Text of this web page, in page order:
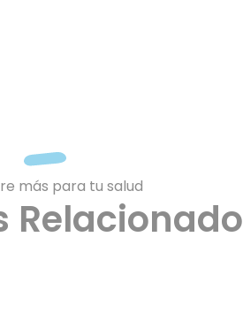
más para tu salud